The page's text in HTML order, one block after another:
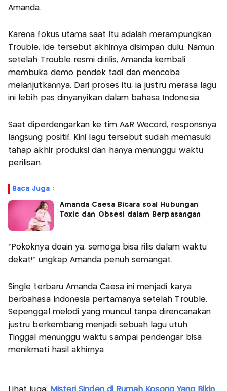
Amanda.
Karena fokus utama saat itu adalah merampungkan
Trouble, ide tersebut akhirnya disimpan dulu. Namun
setelah Trouble resmi dirilis, Amanda kembali
membuka demo pendek tadi dan mencoba
melanjutkannya. Dari proses itu, ia justru merasa lagu
ini lebih pas dinyanyikan dalam bahasa Indonesia.
Saat diperdengarkan ke tim A&R Wecord, responsnya
langsung positif. Kini lagu tersebut sudah memasuki
tahap akhir produksi dan hanya menunggu waktu
perilisan.
Baca Juga :
Amanda Caesa Bicara soal Hubungan
Toxic dan Obsesi dalam Berpasangan
“Pokoknya doain ya, semoga bisa rilis dalam waktu
dekat!” ungkap Amanda penuh semangat.
Single terbaru Amanda Caesa ini menjadi karya
berbahasa Indonesia pertamanya setelah Trouble.
Sepenggal melodi yang muncul tanpa direncanakan
justru berkembang menjadi sebuah lagu utuh.
Tinggal menunggu waktu sampai pendengar bisa
menikmati hasil akhirnya.